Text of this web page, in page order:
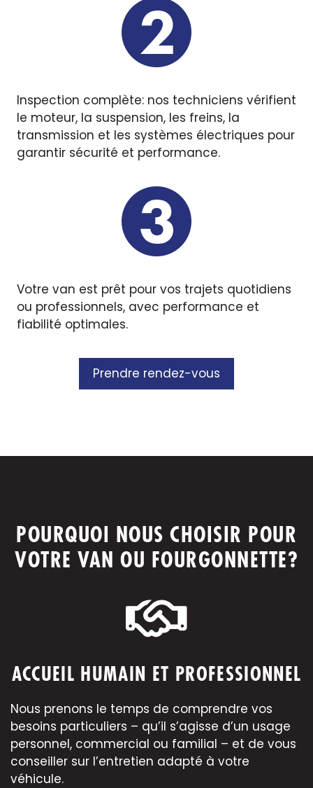
Inspection complète: nos techniciens vérifient
le moteur, la suspension, les freins, la
transmission et les systèmes électriques pour
garantir sécurité et performance.
Votre van est prêt pour vos trajets quotidiens
ou professionnels, avec performance et
fiabilité optimales.
Prendre rendez-vous
POURQUOI NOUS CHOISIR POUR
VOTRE VAN OU FOURGONNETTE?
ACCUEIL HUMAIN ET PROFESSIONNEL
Nous prenons le temps de comprendre vos
besoins particuliers – qu’il s’agisse d’un usage
personnel, commercial ou familial – et de vous
conseiller sur l’entretien adapté à votre
véhicule.